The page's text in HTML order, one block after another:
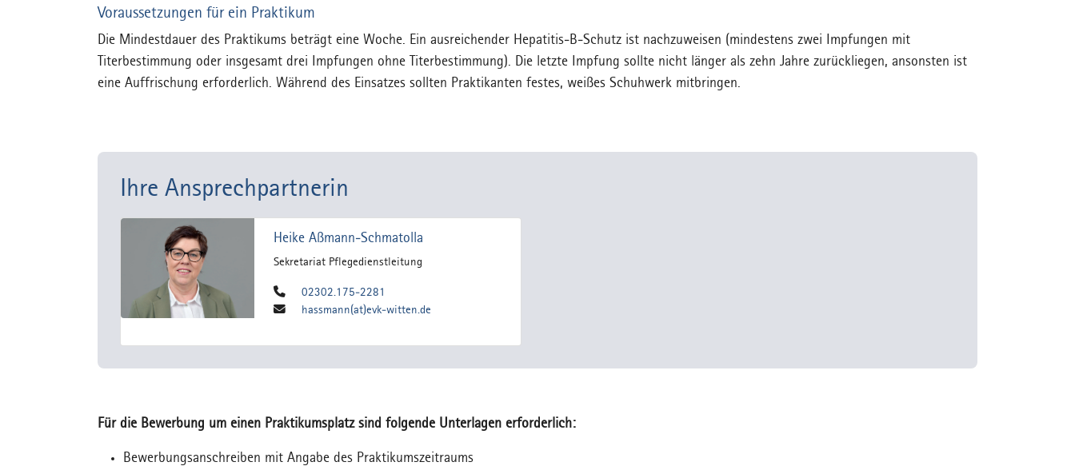
Voraussetzungen für ein Praktikum
Die Mindestdauer des Praktikums beträgt eine Woche. Ein ausreichender Hepatitis-B-Schutz ist nachzuweisen (mindestens zwei Impfungen mit
Titerbestimmung oder insgesamt drei Impfungen ohne Titerbestimmung). Die letzte Impfung sollte nicht länger als zehn Jahre zurückliegen, ansonsten ist
eine Auffrischung erforderlich. Während des Einsatzes sollten Praktikanten festes, weißes Schuhwerk mitbringen.
Ihre Ansprechpartnerin
Heike Aßmann-Schmatolla
Sekretariat Pflegedienstleitung
02302.175-2281
hassmann(at)evk-witten.de
Für die Bewerbung um einen Praktikumsplatz sind folgende Unterlagen erforderlich:
Bewerbungsanschreiben mit Angabe des Praktikumszeitraums